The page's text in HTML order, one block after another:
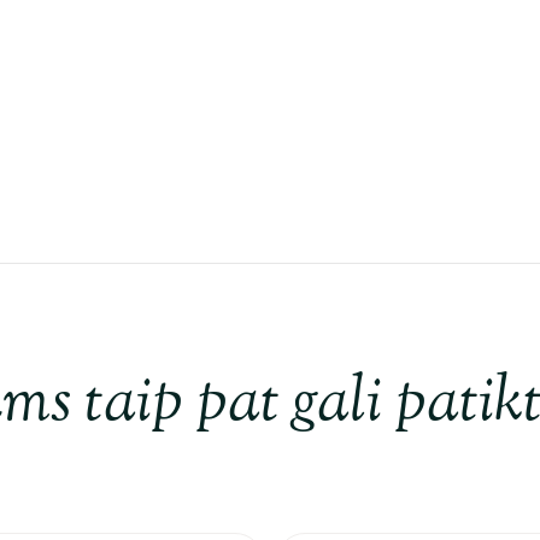
taip pat gali